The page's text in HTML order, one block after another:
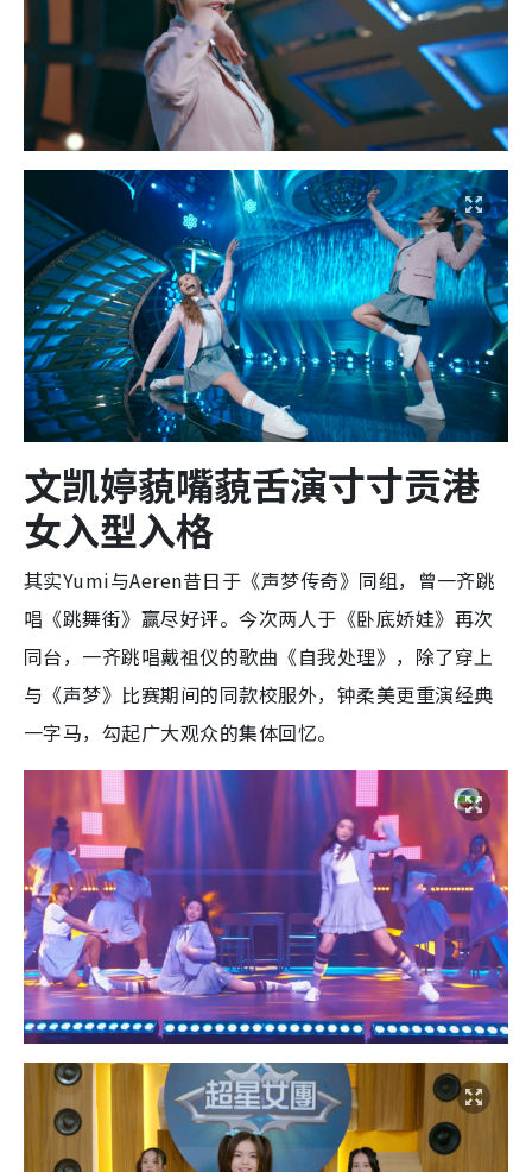
文凯婷藐嘴藐舌演寸寸贡港
女入型入格
其实Yumi与Aeren昔日于《声梦传奇》同组，曾一齐跳
唱《跳舞街》赢尽好评。今次两人于《卧底娇娃》再次
同台，一齐跳唱戴祖仪的歌曲《自我处理》，除了穿上
与《声梦》比赛期间的同款校服外，钟柔美更重演经典
一字马，勾起广大观众的集体回忆。